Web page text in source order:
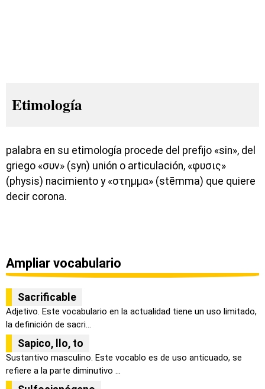
Etimología
palabra en su etimología procede del prefijo «sin», del
griego «συν» (syn) unión o articulación, «φυσις»
(physis) nacimiento y «στημμα» (stēmma) que quiere
decir corona.
Ampliar vocabulario
Sacrificable
Adjetivo. Este vocabulario en la actualidad tiene un uso limitado,
la definición de sacri...
Sapico, llo, to
Sustantivo masculino. Este vocablo es de uso anticuado, se
refiere a la parte diminutivo ...